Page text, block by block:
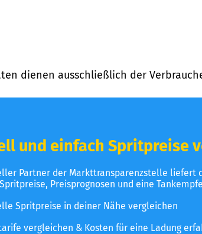
dienen ausschließlich der
und einfach Spritpreise
Partner der Markttransparenzstelle liefert
Preisprognosen und eine
Spritpreise in deiner Nähe vergleichen
vergleichen & Kosten für eine Ladung